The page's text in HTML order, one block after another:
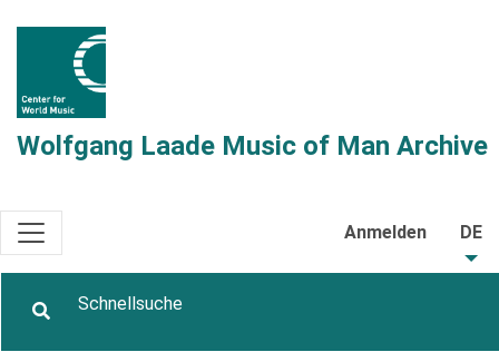
Wolfgang Laade Music of Man Archive
Anmelden DE